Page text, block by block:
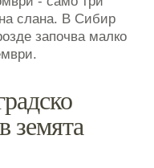
слана. В Сибир
започва малко
земята